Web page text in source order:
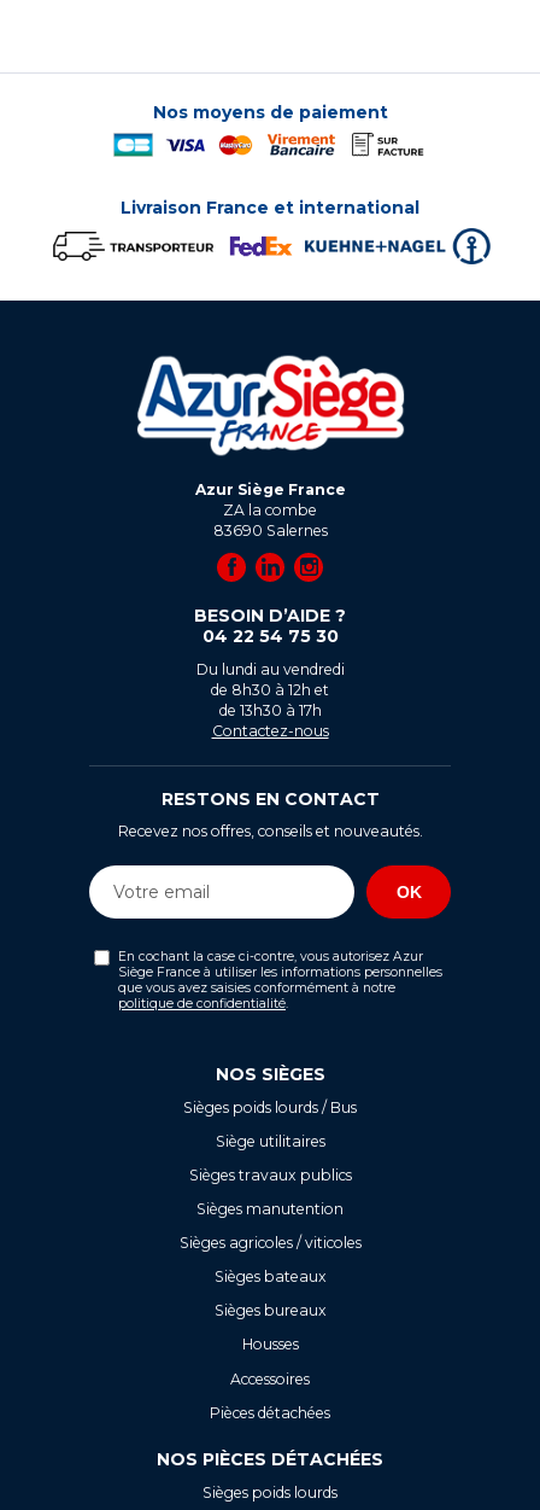
Nos moyens de paiement
Livraison France et international
Azur Siège France
ZA la combe
83690 Salernes
BESOIN D’AIDE ?
04 22 54 75 30
Du lundi au vendredi
de 8h30 à 12h et
de 13h30 à 17h
Contactez-nous
RESTONS EN CONTACT
Recevez nos offres, conseils et nouveautés.
En cochant la case ci-contre, vous autorisez Azur
Siège France à utiliser les informations personnelles
que vous avez saisies conformément à notre
politique de confidentialité
NOS SIÈGES
Sièges poids lourds / Bus
Siège utilitaires
Sièges travaux publics
Sièges manutention
Sièges agricoles / viticoles
Sièges bateaux
Sièges bureaux
Housses
Accessoires
Pièces détachées
NOS PIÈCES DÉTACHÉES
Sièges poids lourds